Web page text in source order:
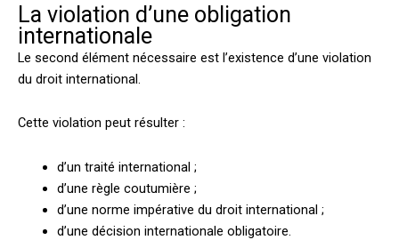
La violation d’une obligation
internationale
Le second élément nécessaire est l’existence d’une violation
du droit international.
Cette violation peut résulter :
d’un traité international ;
d’une règle coutumière ;
d’une norme impérative du droit international ;
d’une décision internationale obligatoire.